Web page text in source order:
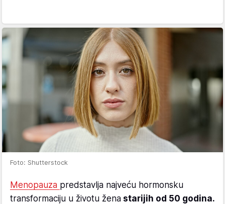
Foto: Shutterstock
Menopauza predstavlja najveću hormonsku
transformaciju u životu žena starijih od 50 godina.